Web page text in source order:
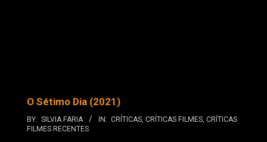
O Sétimo Dia (2021)
BY: SILVIA FARIA IN: CRÍTICAS CRÍTICAS FILMES CRÍTICAS
FILMES RECENTES